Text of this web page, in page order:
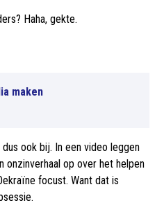
Haha, gekte.
maken
ook bij. In een video leggen
onzinverhaal op over het helpen
focust. Want dat is